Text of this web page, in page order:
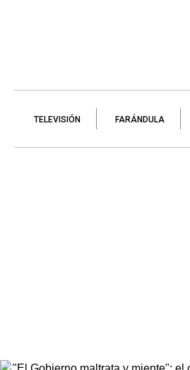
TELEVISIÓN FARÁNDULA